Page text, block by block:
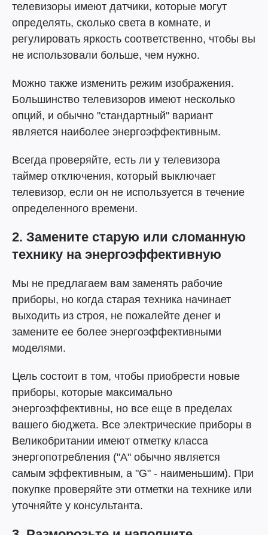
телевизоры имеют датчики, которые могут
определять, сколько света в комнате, и
регулировать яркость соответственно, чтобы вы
не использовали больше, чем нужно.
Можно также изменить режим изображения.
Большинство телевизоров имеют несколько
опций, и обычно "стандартный" вариант
является наиболее энергоэффективным.
Всегда проверяйте, есть ли у телевизора
таймер отключения, который выключает
телевизор, если он не используется в течение
определенного времени.
2. Замените старую или сломанную
технику на энергоэффективную
Мы не предлагаем вам заменять рабочие
приборы, но когда старая техника начинает
выходить из строя, не пожалейте денег и
замените ее более энергоэффективными
моделями.
Цель состоит в том, чтобы приобрести новые
приборы, которые максимально
энергоэффективны, но все еще в пределах
вашего бюджета. Все электрические приборы в
Великобритании имеют отметку класса
энергопотребления ("A" обычно является
самым эффективным, а "G" - наименьшим). При
покупке проверяйте эти отметки на технике или
уточняйте у консультанта.